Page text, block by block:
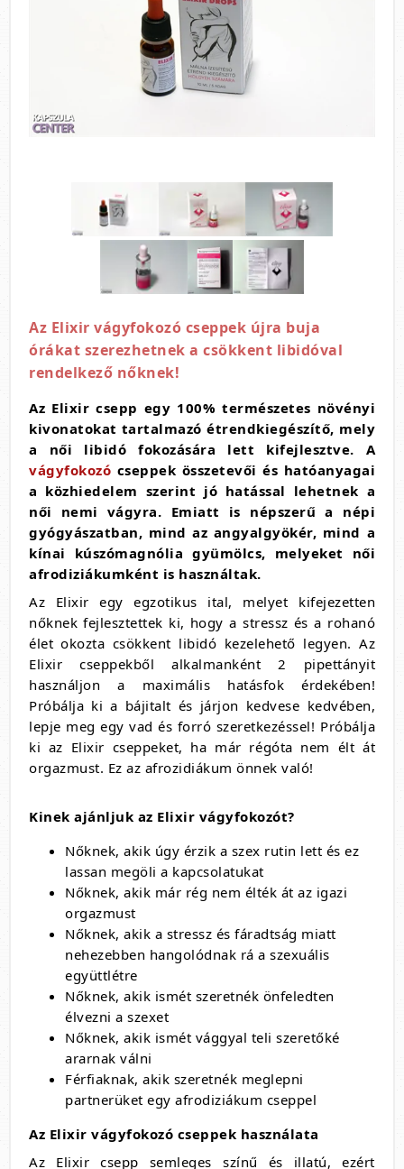
Az Elixir vágyfokozó cseppek újra buja
órákat szerezhetnek a csökkent libidóval
rendelkező nőknek!
Az Elixir csepp egy 100% természetes növényi
kivonatokat tartalmazó étrendkiegészítő, mely
a női libidó fokozására lett kifejlesztve. A
vágyfokozó cseppek összetevői és hatóanyagai
a közhiedelem szerint jó hatással lehetnek a
női nemi vágyra. Emiatt is népszerű a népi
gyógyászatban, mind az angyalgyökér, mind a
kínai kúszómagnólia gyümölcs, melyeket női
afrodiziákumként is használtak.
Az Elixir egy egzotikus ital, melyet kifejezetten
nőknek fejlesztettek ki, hogy a stressz és a rohanó
élet okozta csökkent libidó kezelehető legyen. Az
Elixir cseppekből alkalmanként 2 pipettányit
használjon a maximális hatásfok érdekében!
Próbálja ki a bájitalt és járjon kedvese kedvében,
lepje meg egy vad és forró szeretkezéssel! Próbálja
ki az Elixir cseppeket, ha már régóta nem élt át
orgazmust. Ez az afrozidiákum önnek való!
Kinek ajánljuk az Elixir vágyfokozót?
Nőknek, akik úgy érzik a szex rutin lett és ez
lassan megöli a kapcsolatukat
Nőknek, akik már rég nem élték át az igazi
orgazmust
Nőknek, akik a stressz és fáradtság miatt
nehezebben hangolódnak rá a szexuális
együttlétre
Nőknek, akik ismét szeretnék önfeledten
élvezni a szexet
Nőknek, akik ismét vággyal teli szeretőké
ararnak válni
Férfiaknak, akik szeretnék meglepni
partnerüket egy afrodiziákum cseppel
Az Elixir vágyfokozó cseppek használata
Az Elixir csepp semleges színű és illatú, ezért